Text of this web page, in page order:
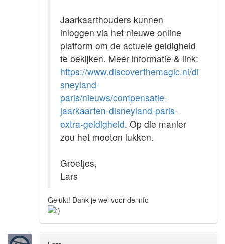
Jaarkaarthouders kunnen
inloggen via het nieuwe online
platform om de actuele geldigheid
te bekijken. Meer informatie & link:
https://www.discoverthemagic.nl/di
sneyland-
paris/nieuws/compensatie-
jaarkaarten-disneyland-paris-
extra-geldigheid. Op die manier
zou het moeten lukken.
Groetjes,
Lars
Gelukt! Dank je wel voor de info